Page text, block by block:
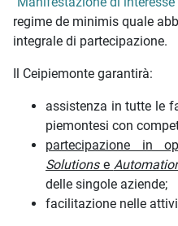
regime de minimis quale
integrale di partecipazione.
Il Ceipiemonte garantirà:
assistenza in tutte le
piemontesi con
partecipazione in
Solutionse
delle singole aziende;
facilitazione nelle